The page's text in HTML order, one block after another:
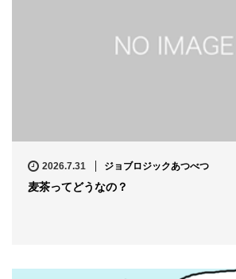
2026.7.31 ジョブロジックあつべつ
麦茶ってどうなの？